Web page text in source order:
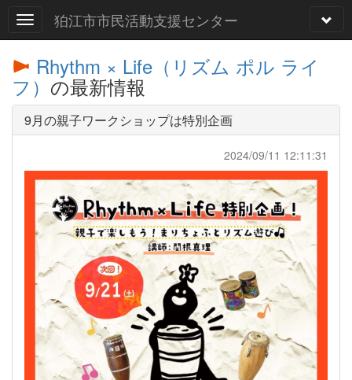
狛江市市民活動支援センター
Rhythm × Life（リズム ポル ライ
フ） の最新情報
9月の親子ワークショップは特別企画
2024/09/11 12:11:31